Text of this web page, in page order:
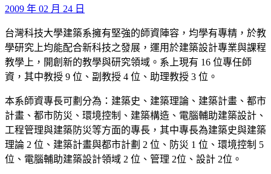
2009 年 02 月 24 日
台灣科技大學建築系擁有堅強的師資陣容，均學有專精，於教
學研究上均能配合新科技之發展，運用於建築設計專業與課程
教學上，開創新的教學與研究領域。系上現有 16 位專任師
資，其中教授 9 位、副教授 4 位、助理教授 3 位。
本系師資專長可劃分為：建築史、建築理論、建築計畫、都市
計畫、都市防災、環境控制、建築構造、電腦輔助建築設計、
工程管理與建築防災等方面的專長，其中專長為建築史與建築
理論 2 位、建築計畫與都市計劃 2 位、防災 1 位、環境控制 5
位、電腦輔助建築設計領域 2 位、管理 2位、設計 2位。